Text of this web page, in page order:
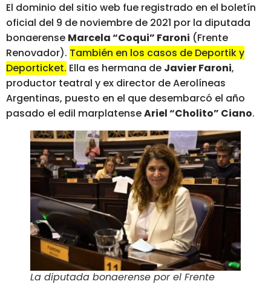
El dominio del sitio web fue registrado en el boletín
oficial del 9 de noviembre de 2021 por la diputada
bonaerense Marcela “Coqui” Faroni (Frente
Renovador). También en los casos de Deportik y
Deporticket. Ella es hermana de Javier Faroni,
productor teatral y ex director de Aerolíneas
Argentinas, puesto en el que desembarcó el año
pasado el edil marplatenseAriel “Cholito” Ciano.
La diputada bonaerense por el Frente